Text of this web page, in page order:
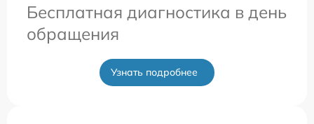
Бесплатная диагностика в день
обращения
Узнать подробнее